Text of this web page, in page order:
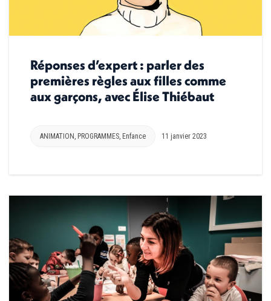
Réponses d’expert : parler des
premières règles aux filles comme
aux garçons, avec Élise Thiébaut
ANIMATION , PROGRAMMES, Enfance 11 janvier 2023